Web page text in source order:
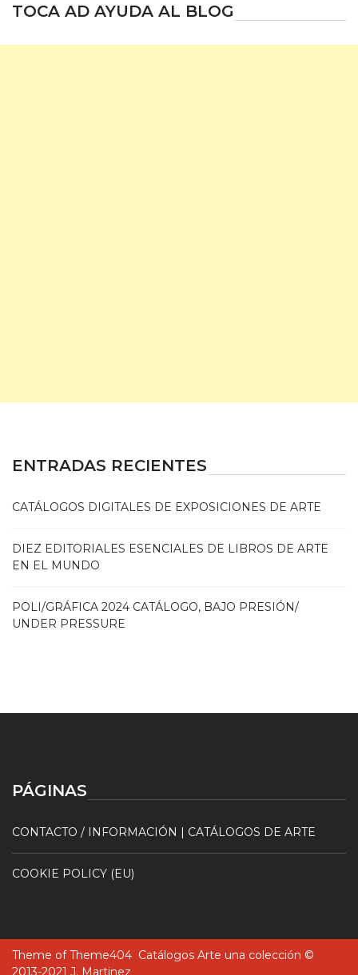
TOCA AD AYUDA AL BLOG
ENTRADAS RECIENTES
CATÁLOGOS DIGITALES DE EXPOSICIONES DE ARTE
DIEZ EDITORIALES ESENCIALES DE LIBROS DE ARTE
EN EL MUNDO
POLI/GRÁFICA 2024 CATÁLOGO, BAJO PRESIÓN/
UNDER PRESSURE
PÁGINAS
CONTACTO / INFORMACIÓN | CATÁLOGOS DE ARTE
COOKIE POLICY (EU)
Theme ofTheme404 Catálogos Arte una colección ©
2013-2021 J. Martinez